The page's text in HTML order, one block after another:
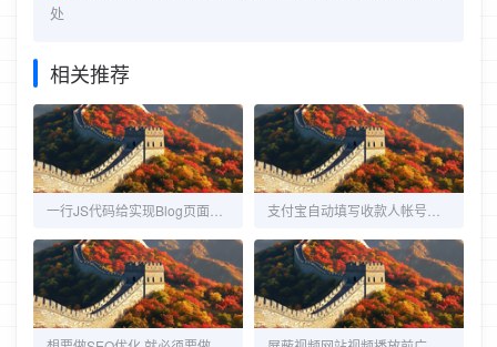
处
相关推荐